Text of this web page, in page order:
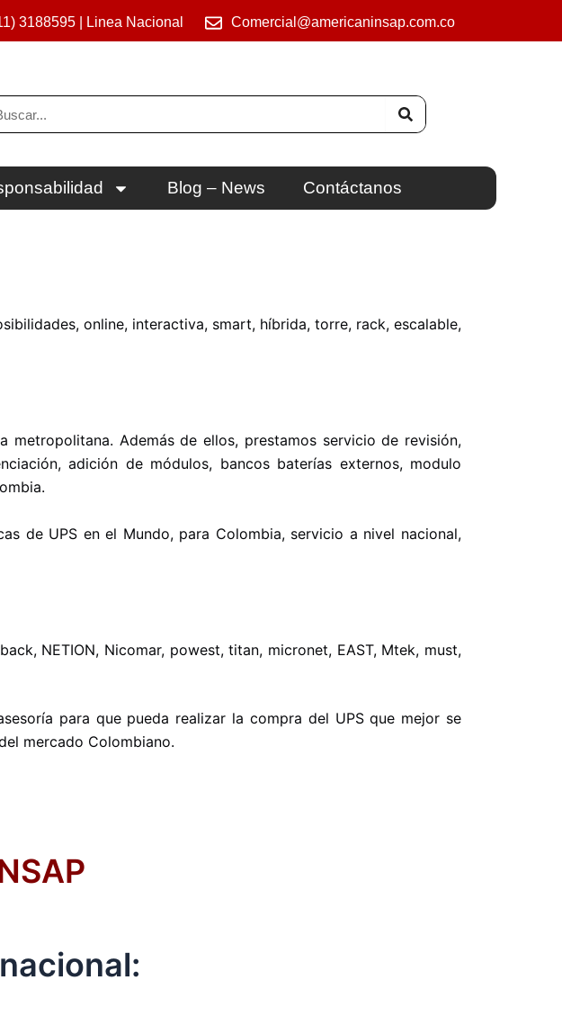
3188595 | Linea Nacional Comercial@americaninsap.com.co
Blog – News Contáctanos
online, interactiva, smart, híbrida, torre, rack, escalable,
metropolitana. Además de ellos, prestamos servicio de revisión,
adición de módulos, bancos baterías externos, modulo
de UPS en el Mundo, para Colombia, servicio a nivel nacional,
NETION, Nicomar, powest, titan, micronet, EAST, Mtek, must,
para que pueda realizar la compra del UPS que mejor se
mercado Colombiano.